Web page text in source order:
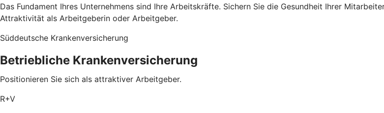
Das Fundament Ihres Unternehmens sind Ihre Arbeitskräfte. Sichern Sie die Gesundheit Ihrer
Attraktivität als Arbeitgeberin oder Arbeitgeber.
Süddeutsche Krankenversicherung
Betriebliche Krankenversicherung
Positionieren Sie sich als attraktiver Arbeitgeber.
R+V